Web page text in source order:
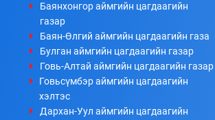
Баянхонгор аймгийн цагдаагийн
газар
Баян-Өлгий аймгийн цагдаагийн газа
Булган аймгийн цагдаагийн газар
Говь-Алтай аймгийн цагдаагийн газар
Говьсүмбэр аймгийн цагдаагийн
хэлтэс
Дархан-Уул аймгийн цагдаагийн